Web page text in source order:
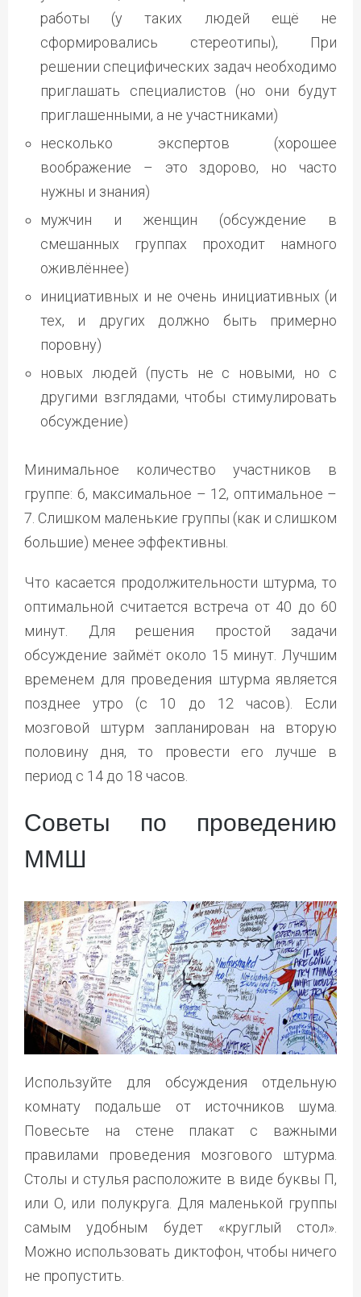
работы (у таких людей ещё не
сформировались стереотипы), При
решении специфических задач необходимо
приглашать специалистов (но они будут
приглашенными, а не участниками)
несколько экспертов (хорошее
воображение – это здорово, но часто
нужны и знания)
мужчин и женщин (обсуждение в
смешанных группах проходит намного
оживлённее)
инициативных и не очень инициативных (и
тех, и других должно быть примерно
поровну)
новых людей (пусть не с новыми, но с
другими взглядами, чтобы стимулировать
обсуждение)
Минимальное количество участников в
группе: 6, максимальное – 12, оптимальное –
7. Слишком маленькие группы (как и слишком
большие) менее эффективны.
Что касается продолжительности штурма, то
оптимальной считается встреча от 40 до 60
минут. Для решения простой задачи
обсуждение займёт около 15 минут. Лучшим
временем для проведения штурма является
позднее утро (с 10 до 12 часов). Если
мозговой штурм запланирован на вторую
половину дня, то провести его лучше в
период с 14 до 18 часов.
Советы по проведению
ММШ
Используйте для обсуждения отдельную
комнату подальше от источников шума.
Повесьте на стене плакат с важными
правилами проведения мозгового штурма.
Столы и стулья расположите в виде буквы П,
или О, или полукруга. Для маленькой группы
самым удобным будет «круглый стол».
Можно использовать диктофон, чтобы ничего
не пропустить.